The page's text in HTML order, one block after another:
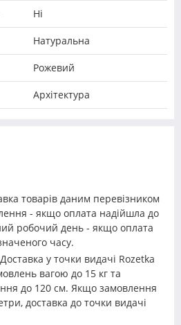
Ні
Натуральна
Рожевий
Архітектура
товарів даним перевізником
- якщо оплата надійшла до
робочий день - якщо оплата
часу.
у точки видачі Rozetka
вагою до 15 кг та
до 120 см. Якщо замовлення
доставка до точки видачі